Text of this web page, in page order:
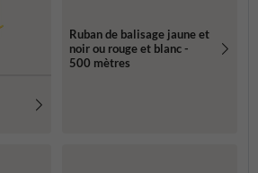
Ruban de balisage jaune et
noir ou rouge et blanc -
500 mètres